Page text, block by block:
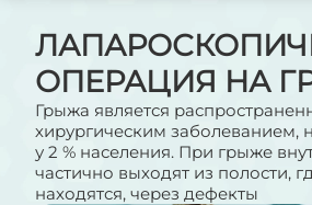
ОПЕРАЦИЯ НА
Грыжа является
хирургическим
у 2 % населения. При грыже
частично выходят из полости,
находятся, через дефекты